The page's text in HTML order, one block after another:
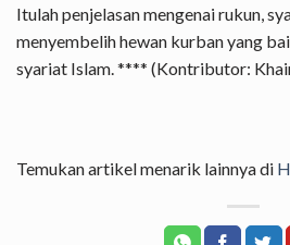
Itulah penjelasan mengenai rukun,
menyembelih hewan kurban yang
syariat Islam. **** (Kontributor:
Temukan artikel menarik lainnya di